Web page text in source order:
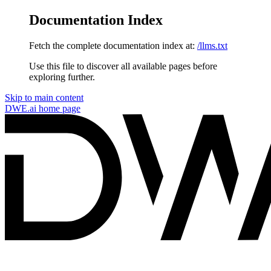
Documentation Index
Fetch the complete documentation index at: /llms.txt
Use this file to discover all available pages before
exploring further.
Skip to main content
DWE.ai home page